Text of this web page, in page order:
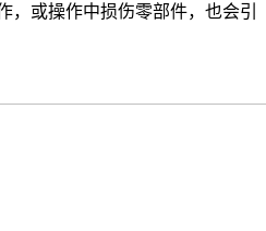
，或操作中损伤零部件，也会引